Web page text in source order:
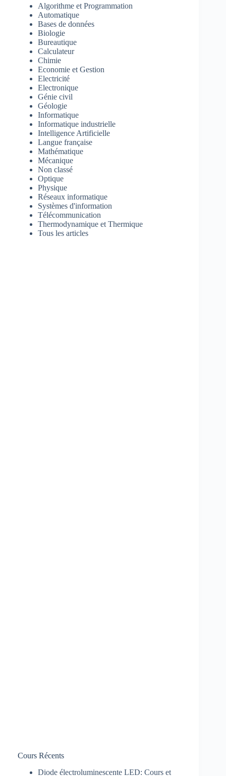
Algorithme et Programmation
Automatique
Bases de données
Biologie
Bureautique
Calculateur
Chimie
Economie et Gestion
Electricité
Electronique
Génie civil
Géologie
Informatique
Informatique industrielle
Intelligence Artificielle
Langue française
Mathématique
Mécanique
Non classé
Optique
Physique
Réseaux informatique
Systèmes d'information
Télécommunication
Thermodynamique et Thermique
Tous les articles
Cours Récents
Diode électroluminescente LED: Cours et